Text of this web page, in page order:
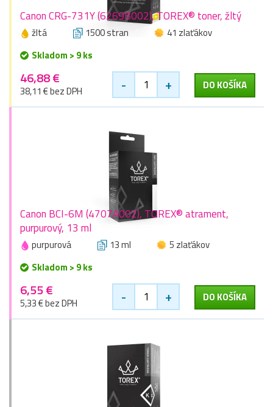
Canon CRG-731Y (6269B002), TOREX® toner, žltý
žltá 1500 stran
41 zlaťákov
Skladom > 9 ks
46,88 €
38,11 € bez DPH - + DO KOŠÍKA
Canon BCI-6M (4707A002), TOREX® atrament,
purpurový, 13 ml
purpurová 13 ml
5 zlaťákov
Skladom > 9 ks
6,55 €
5,33 € bez DPH - + DO KOŠÍKA